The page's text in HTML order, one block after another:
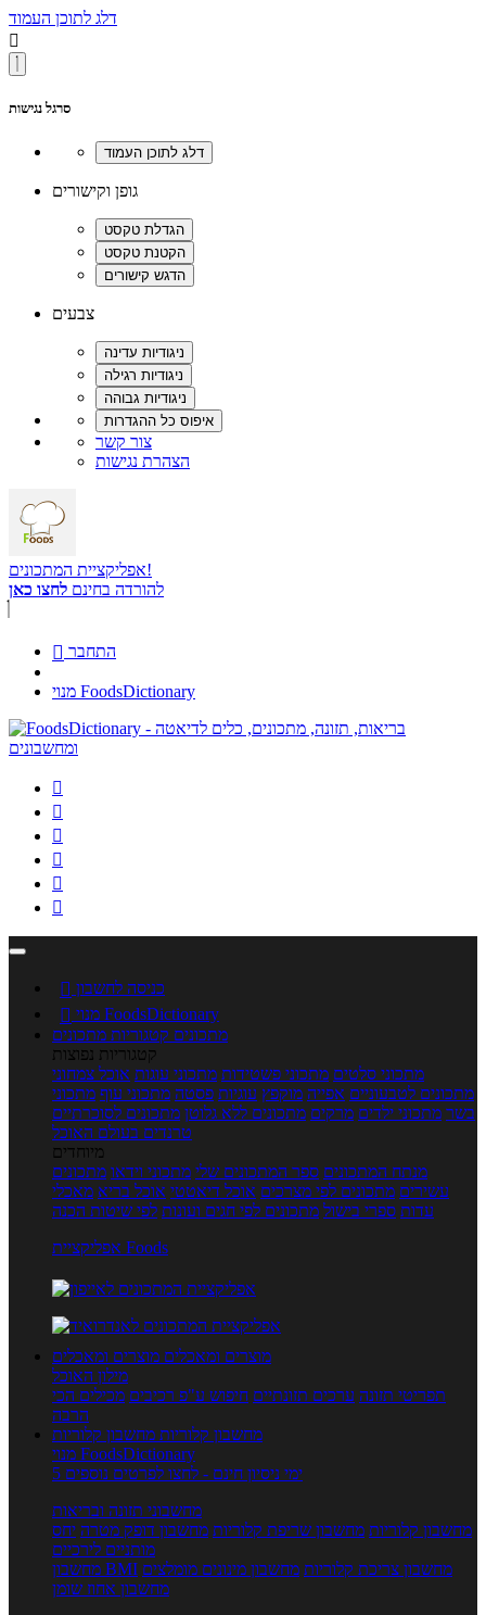
דלג לתוכן העמוד

סרגל נגישות
גופן וקישורים
צבעים
צור קשר
הצהרת נגישות
אפליקציית המתכונים!
להורדה בחינם לחצו כאן
 התחבר
מנוי FoodsDictionary






 כניסה לחשבון

מנוי FoodsDictionary
מתכונים קטגוריות מתכונים
קטגוריות נפוצות
מתכוני סלטים מתכוני פשטידות מתכוני עוגות אוכל צמחוני
מתכונים לטבעוניים אפייה מוקפץ עוגיות פסטה מתכוני עוף מתכוני
בשר מתכוני ילדים מרקים מתכונים ללא גלוטן מתכונים לסוכרתיים
טרנדים בעולם האוכל
מיוחדים
מנתח המתכונים ספר המתכונים שלי מתכוני וידאו מתכונים
עשירים מתכונים לפי מצרכים אוכל דיאטטי אוכל בריא מאכלי
עדות ספרי בישול מתכונים לפי חגים ועונות לפי שיטות הכנה
אפליקציית Foods
מוצרים ומאכלים מוצרים ומאכלים
מילון האוכל
תפריטי תזונה ערכים תזונתיים חיפוש ע"פ רכיבים מכילים הכי
הרבה
מחשבון קלוריות מחשבון קלוריות
מנוי FoodsDictionary
5 ימי ניסיון חינם - לחצו לפרטים נוספים
מחשבוני תזונה ובריאות
מחשבון קלוריות מחשבון שריפת קלוריות מחשבון דופק מטרה יחס
מותניים לירכיים
מחשבון BMI
מחשבון צריכת קלוריות מחשבון מינונים מומלצים
מחשבון אחוז שומן